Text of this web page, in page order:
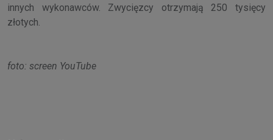
innych wykonawców. Zwycięzcy otrzymają 250 tysięcy
złotych.
foto: screen YouTube